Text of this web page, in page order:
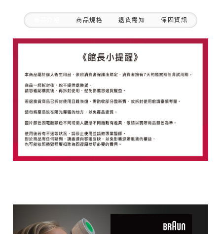
商品規格 退貨需知 保固資訊